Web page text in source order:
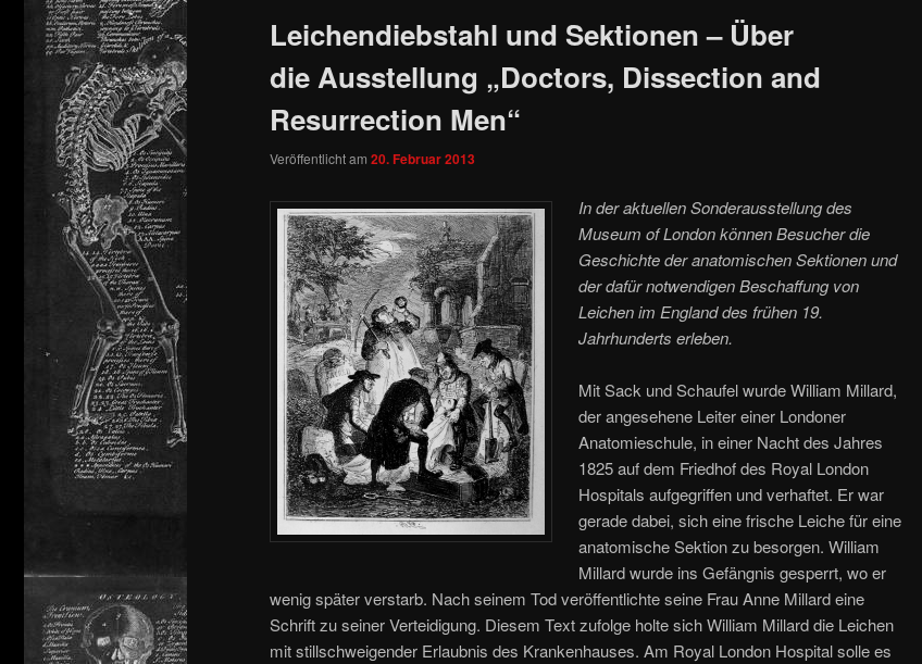
springen
Leichendiebstahl und Sektionen – Über
die Ausstellung „Doctors, Dissection and
Resurrection Men“
Veröffentlicht am 20. Februar 2013
In der aktuellen Sonderausstellung des
Museum of London können Besucher die
Geschichte der anatomischen Sektionen und
der dafür notwendigen Beschaffung von
Leichen im England des frühen 19.
Jahrhunderts erleben.
Mit Sack und Schaufel wurde William Millard,
der angesehene Leiter einer Londoner
Anatomieschule, in einer Nacht des Jahres
1825 auf dem Friedhof des Royal London
Hospitals aufgegriffen und verhaftet. Er war
gerade dabei, sich eine frische Leiche für eine
anatomische Sektion zu besorgen. William
Millard wurde ins Gefängnis gesperrt, wo er
wenig später verstarb. Nach seinem Tod veröffentlichte seine Frau Anne Millard eine
Schrift zu seiner Verteidigung. Diesem Text zufolge holte sich William Millard die Leichen
mit stillschweigender Erlaubnis des Krankenhauses. Am Royal London Hospital solle es